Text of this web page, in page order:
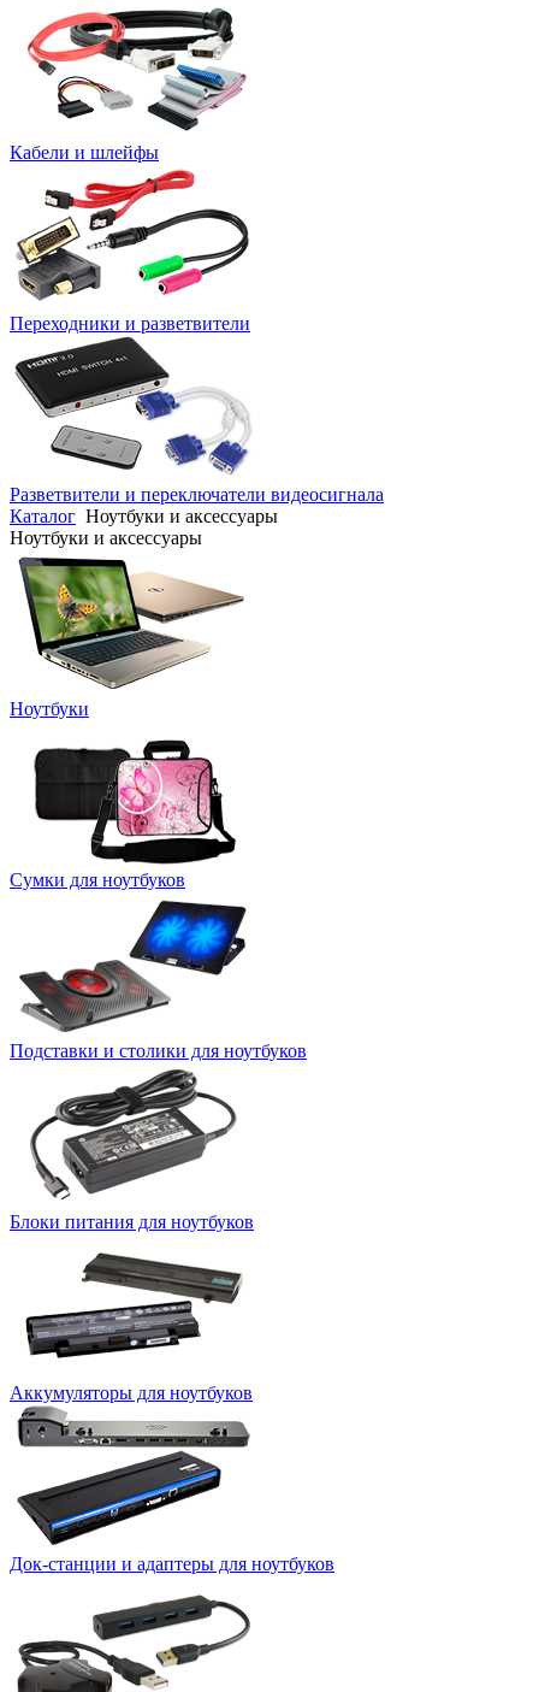
Кабели и шлейфы
Переходники и разветвители
Разветвители и переключатели видеосигнала
Каталог Ноутбуки и аксессуары
Ноутбуки и аксессуары
Ноутбуки
Сумки для ноутбуков
Подставки и столики для ноутбуков
Блоки питания для ноутбуков
Аккумуляторы для ноутбуков
Док-станции и адаптеры для ноутбуков